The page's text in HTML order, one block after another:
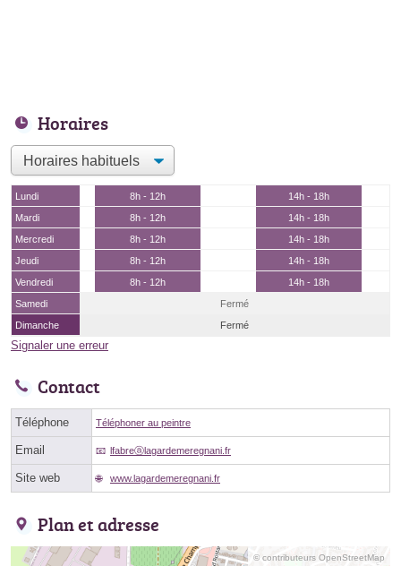
Horaires
Lundi 8h - 12h
14h - 18h
Mardi
8h - 12h
14h - 18h
Mercredi
8h - 12h
14h - 18h
Jeudi
8h - 12h
14h - 18h
Vendredi
8h - 12h
14h - 18h
Samedi
Fermé
Dimanche
Fermé
Signaler une erreur
Contact
Téléphone Téléphoner au peintre
Email lfabreⓐlagardemeregnani.fr
Site web www.lagardemeregnani.fr
Plan et adresse
© contributeurs OpenStreetMap